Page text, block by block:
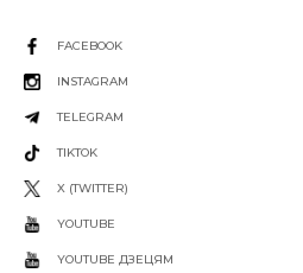
FACEBOOK
INSTAGRAM
TELEGRAM
TIKTOK
X (TWITTER)
YOUTUBE
YOUTUBE ДЗЕЦЯМ